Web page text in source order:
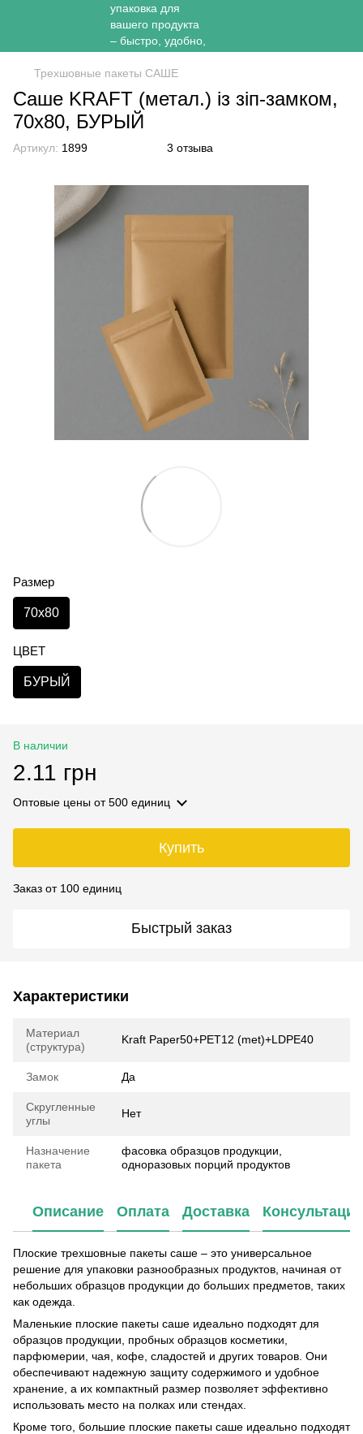
Трехшовные пакеты САШЕ
Саше KRAFT (метал.) із зіп-замком,
70х80, БУРЫЙ
Артикул: 1899 3 отзыва
Размер
70х80
ЦВЕТ
БУРЫЙ
В наличии
2.11 грн
Оптовые цены от 500 единиц
Купить
Заказ от 100 единиц
Быстрый заказ
Характеристики
Материал
(структура)
Kraft Paper50+PET12 (met)+LDPE40
Замок Да
Скругленные
углы
Нет
Назначение
пакета
фасовка образцов продукции,
одноразовых порций продуктов
Описание Оплата Доставка Консультация
Плоские трехшовные пакеты саше – это универсальное
решение для упаковки разнообразных продуктов, начиная от
небольших образцов продукции до больших предметов, таких
как одежда.
Маленькие плоские пакеты саше идеально подходят для
образцов продукции, пробных образцов косметики,
парфюмерии, чая, кофе, сладостей и других товаров. Они
обеспечивают надежную защиту содержимого и удобное
хранение, а их компактный размер позволяет эффективно
использовать место на полках или стендах.
Кроме того, большие плоские пакеты саше идеально подходят